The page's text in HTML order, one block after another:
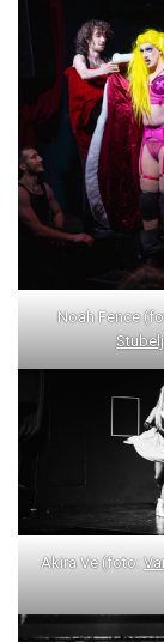
Noah Fence
Stubelj
Akira Ve (foto: